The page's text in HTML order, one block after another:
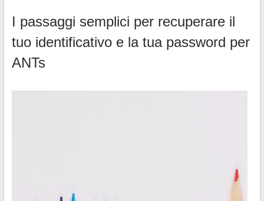
I passaggi semplici per recuperare il
tuo identificativo e la tua password per
ANTs